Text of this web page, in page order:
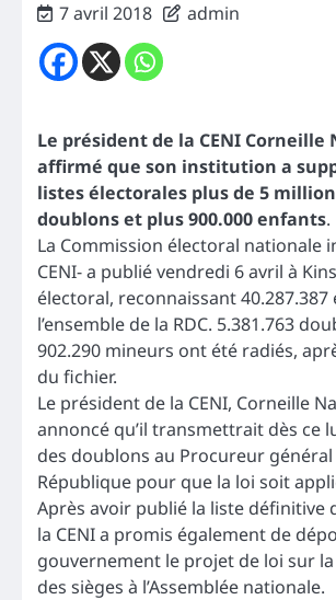
7 avril 2018 admin
Le président de la CENI Corneille
affirmé que son institution a
listes électorales plus de 5
doublons et plus 900.000 enfants.
La Commission électoral nationale
CENI- a publié vendredi 6 avril à
électoral, reconnaissant
l’ensemble de la RDC. 5.381.763
902.290 mineurs ont été radiés,
du fichier.
Le président de la CENI, Corneille
annoncé qu’il transmettrait dès ce
des doublons au Procureur général
République pour que la loi soit
Après avoir publié la liste définitive
la CENI a promis également de
gouvernement le projet de loi sur
des sièges à l’Assemblée nationale.